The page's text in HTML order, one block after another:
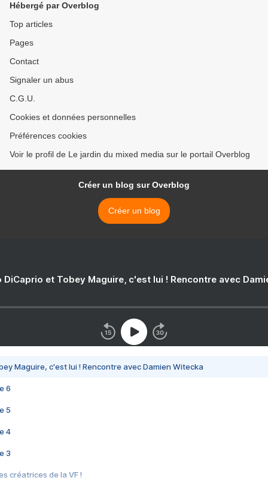
Hébergé par Overblog
Top articles
Pages
Contact
Signaler un abus
C.G.U.
Cookies et données personnelles
Préférences cookies
Voir le profil de Le jardin du mixed media sur le portail Overblog
Créer un blog sur Overblog
Créer un blog
DiCaprio et Tobey Maguire, c'est lui ! Rencontre avec
Maguire, c'est lui ! Rencontre avec Damien Witecka
6
5
4
3
créatrices de la VF !